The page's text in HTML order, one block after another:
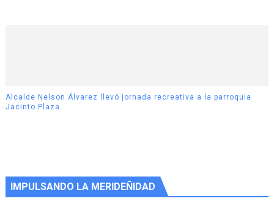
Alcalde Nelson Álvarez llevó jornada recreativa a la parroquia
Jacinto Plaza
IMPULSANDO LA MERIDEÑIDAD